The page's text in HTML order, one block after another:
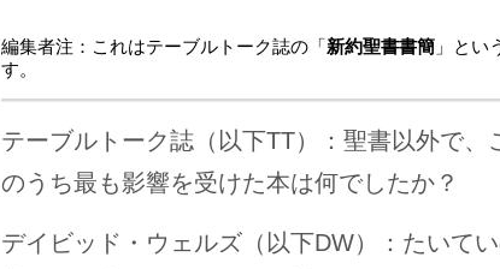
編集者注：これはテーブルトーク誌の「新約聖書書簡」とい
す。
テーブルトーク誌（以下TT）：聖書以外で、
のうち最も影響を受けた本は何でしたか？
デイビッド・ウェルズ（以下DW）：たいて